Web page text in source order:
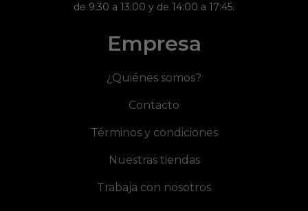
de 9:30 a 13:00 y de 14:00 a 17:45.
Empresa
¿Quiénes somos?
Contacto
Términos y condiciones
Nuestras tiendas
Trabaja con nosotros